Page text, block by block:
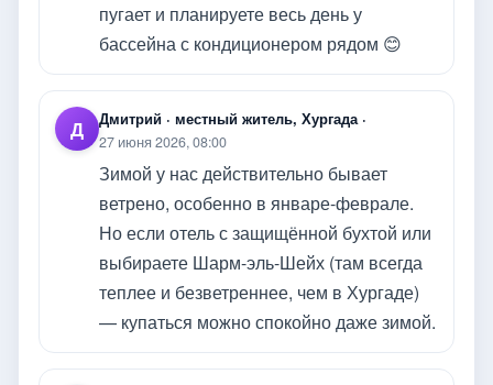
пугает и планируете весь день у
бассейна с кондиционером рядом 😊
Д Дмитрий · местный житель, Хургада ·
27 июня 2026, 08:00
Зимой у нас действительно бывает
ветрено, особенно в январе-феврале.
Но если отель с защищённой бухтой или
выбираете Шарм-эль-Шейх (там всегда
теплее и безветреннее, чем в Хургаде)
— купаться можно спокойно даже зимой.